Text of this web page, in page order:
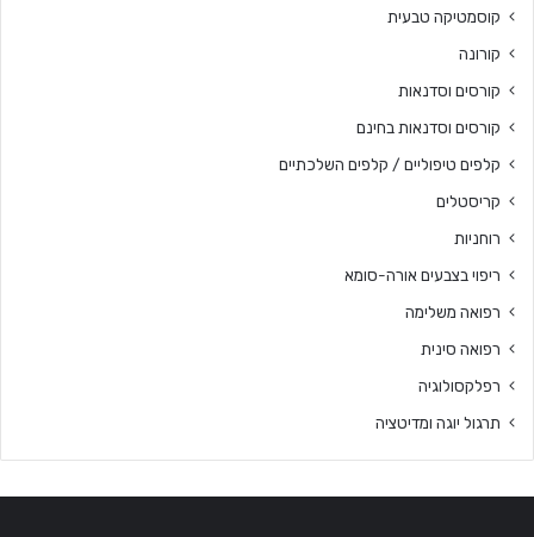
קוסמטיקה טבעית
קורונה
קורסים וסדנאות
קורסים וסדנאות בחינם
קלפים טיפוליים / קלפים השלכתיים
קריסטלים
רוחניות
ריפוי בצבעים אורה-סומא
רפואה משלימה
רפואה סינית
רפלקסולוגיה
תרגול יוגה ומדיטציה